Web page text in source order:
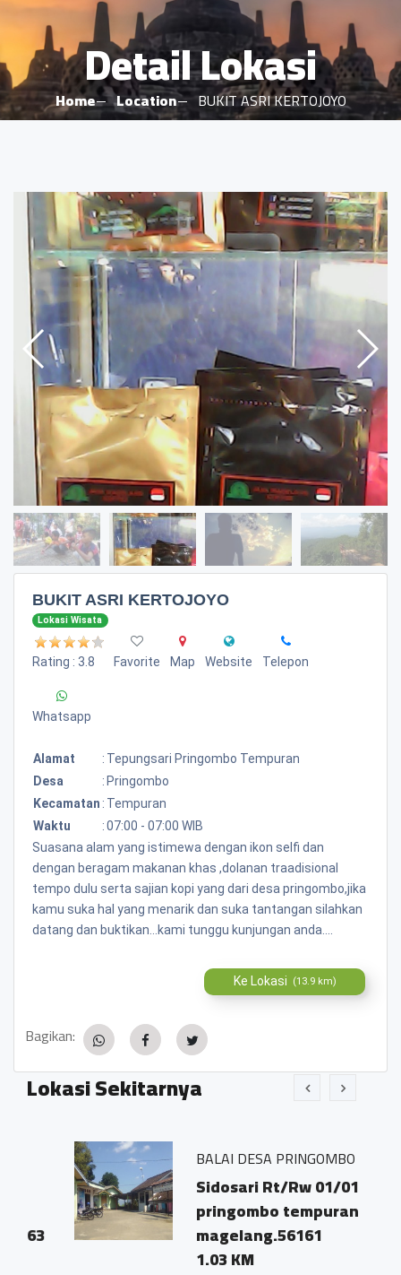
Detail Lokasi
Home Location BUKIT ASRI KERTOJOYO
BUKIT ASRI KERTOJOYO
Lokasi Wisata
Rating : 3.8 Favorite Map Website Telepon
Whatsapp
Alamat : Tepungsari Pringombo Tempuran
Desa
: Pringombo
Kecamatan : Tempuran
Waktu
:07:00 - 07:00 WIB
Suasana alam yang istimewa dengan ikon selfi dan
dengan beragam makanan khas ,dolanan traadisional
tempo dulu serta sajian kopi yang dari desa pringombo,jika
kamu suka hal yang menarik dan suka tantangan silahkan
datang dan buktikan...kami tunggu kunjungan anda....
Ke Lokasi (13.9 km)
Bagikan:
Lokasi Sekitarnya
BALAI DESA PRINGOMBO
Sidosari Rt/Rw 01/01
pringombo tempuran
magelang.56161
1.03 KM